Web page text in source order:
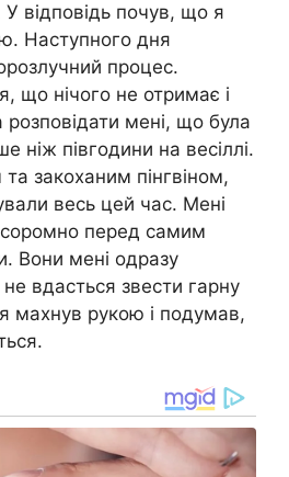
відповідь почув, що я
Наступного дня
процес.
що нічого не отримає і
мені, що була
ніж півгодини на весіллі.
закоханим пінгвіном,
весь цей час. Мені
перед самим
Вони мені одразу
вдасться звести гарну
я махнув рукою і подумав,